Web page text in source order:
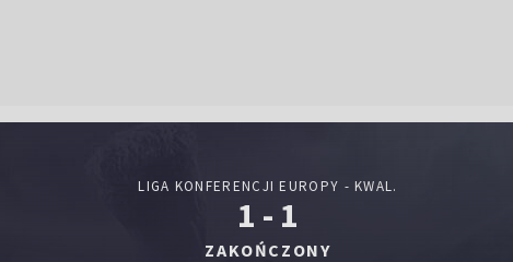
LIGA KONFERENCJI EUROPY - KWAL.
1 - 1
ZAKOŃCZONY